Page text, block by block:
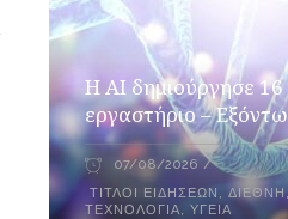
H AI δημιούργησε 16
εργαστήριο –
07/08/2026
ΤΊΤΛΟΙ ΕΙΔΉΣΕΩΝ ,ΔΙΕΘΝΉ
ΤΕΧΝΟΛΟΓΊΑ,ΥΓΕΊΑ